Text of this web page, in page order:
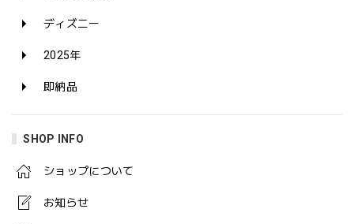
ディズニー
2025年
即納品
SHOP INFO
ショップについて
お知らせ